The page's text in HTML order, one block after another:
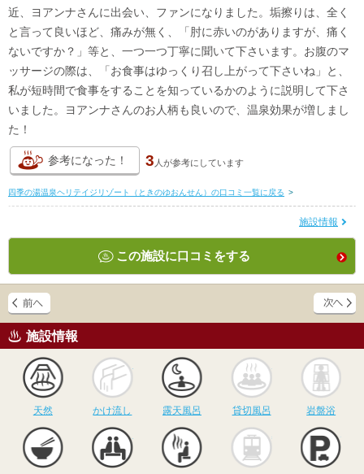
近、ヨアンナさんに出会い、ファンになりました。垢擦りは、全く
と言って良いほど、痛みが無く、「肘に赤いのがありますが、痛く
ないですか？」等と、一つ一つ丁寧に聞いて下さいます。お腹のマ
ッサージの際は、「お食事はゆっくり召し上がって下さいね」と、
私が短時間で食事をすることを知っているかのように説明して下さ
いました。ヨアンナさんのお人柄も良いので、温泉効果が増しまし
た！
参考になった！ 3 人が参考にしています
四季の湯温泉ヘリテイジリゾート（ときのゆおんせん）の口コミ一覧に戻る >
施設情報
この施設に口コミをする
施設情報
天然
かけ流し
かけ流し
露天風呂
露天風呂
貸切風呂
貸切風呂 岩盤浴
サウナ